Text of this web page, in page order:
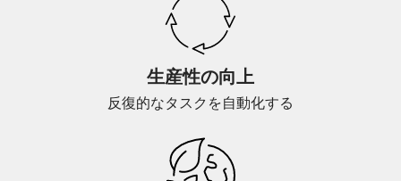
生産性の向上
反復的なタスクを自動化する